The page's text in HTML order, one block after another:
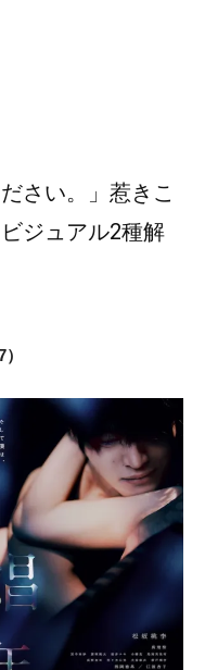
さい。」惹きこ
ジュアル2種解